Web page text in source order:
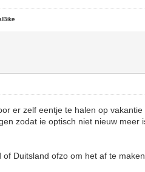
er zelf eentje te halen op vakantie
zodat ie optisch niet nieuw meer
of Duitsland ofzo om het af te